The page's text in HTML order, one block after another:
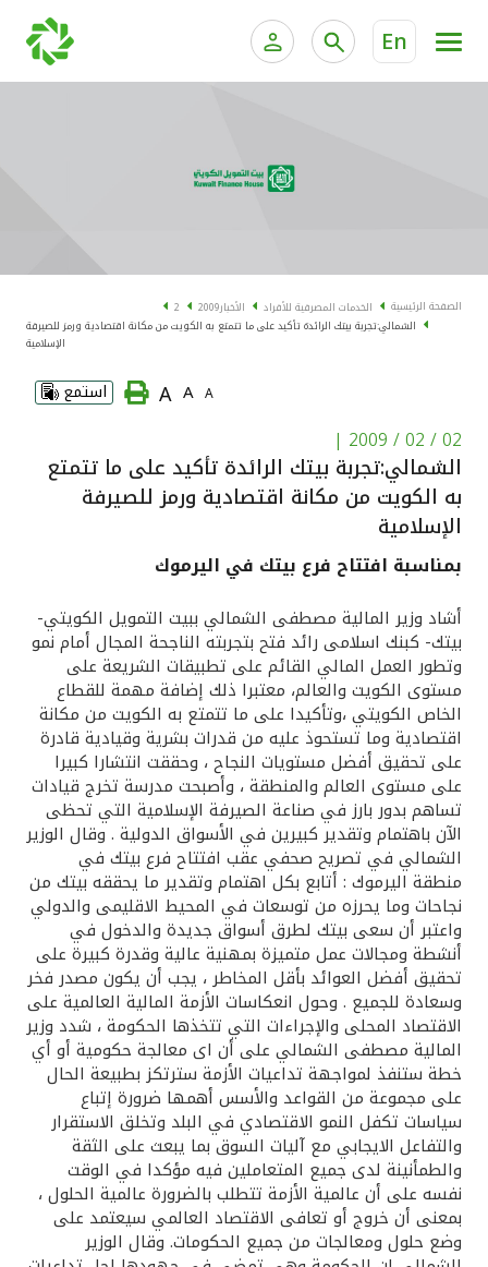
En
الخدمات المصرفية الإلكترونية للشركات
البطاقات
"برامج العملاء"
الاستثمار
القنوات المصرفية
أدوات وخدمات
خدمات ما بعد البيع
اتصل بنا
مواقع الفروع وأجهزة الصرف الآلي
ألمانيا
ماليزيا
تركيا
مصر
المملكة المتحدة
مملكة البحرين
الصفحة الرئيسية الخدمات المصرفية للأفراد الأخبار2009
2
الشمالي:تجربة بيتك الرائدة تأكيد على ما تتمتع به الكويت من مكانة اقتصادية ورمز للصيرفة
الإسلامية
A
A
A استمع
02 / 02 / 2009
|
الشمالي:تجربة بيتك الرائدة تأكيد على ما تتمتع
به الكويت من مكانة اقتصادية ورمز للصيرفة
الإسلامية
بمناسبة افتتاح فرع بيتك في اليرموك
أشاد وزير المالية مصطفى الشمالي ببيت التمويل الكويتي-
بيتك- كبنك اسلامى رائد فتح بتجربته الناجحة المجال أمام نمو
وتطور العمل المالي القائم على تطبيقات الشريعة على
مستوى الكويت والعالم، معتبرا ذلك إضافة مهمة للقطاع
الخاص الكويتي ،وتأكيدا على ما تتمتع به الكويت من مكانة
اقتصادية وما تستحوذ عليه من قدرات بشرية وقيادية قادرة
على تحقيق أفضل مستويات النجاح ، وحققت انتشارا كبيرا
على مستوى العالم والمنطقة ، وأصبحت مدرسة تخرج قيادات
تساهم بدور بارز في صناعة الصيرفة الإسلامية التي تحظى
الآن باهتمام وتقدير كبيرين في الأسواق الدولية . وقال الوزير
الشمالي في تصريح صحفي عقب افتتاح فرع بيتك في
منطقة اليرموك : أتابع بكل اهتمام وتقدير ما يحققه بيتك من
نجاحات وما يحرزه من توسعات في المحيط الاقليمى والدولي
واعتبر أن سعى بيتك لطرق أسواق جديدة والدخول في
أنشطة ومجالات عمل متميزة بمهنية عالية وقدرة كبيرة على
تحقيق أفضل العوائد بأقل المخاطر ، يجب أن يكون مصدر فخر
وسعادة للجميع . وحول انعكاسات الأزمة المالية العالمية على
الاقتصاد المحلى والإجراءات التي تتخذها الحكومة ، شدد وزير
المالية مصطفى الشمالي على أن اى معالجة حكومية أو أي
خطة ستنفذ لمواجهة تداعيات الأزمة سترتكز بطبيعة الحال
على مجموعة من القواعد والأسس أهمها ضرورة إتباع
سياسات تكفل النمو الاقتصادي في البلد وتخلق الاستقرار
والتفاعل الايجابي مع آليات السوق بما يبعث على الثقة
والطمأنينة لدى جميع المتعاملين فيه مؤكدا في الوقت
نفسه على أن عالمية الأزمة تتطلب بالضرورة عالمية الحلول ،
بمعنى أن خروج أو تعافى الاقتصاد العالمي سيعتمد على
وضع حلول ومعالجات من جميع الحكومات. وقال الوزير